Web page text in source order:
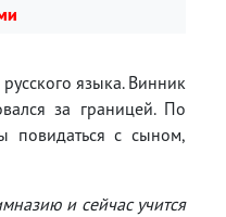
языка. Винник
за границей. По
повидаться с сыном,
и сейчас учится